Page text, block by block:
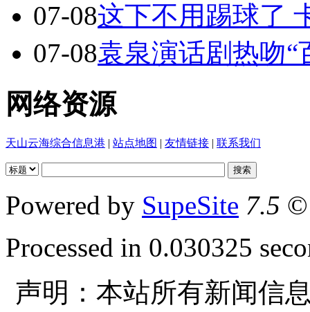
07-08这下不用踢球了
07-08袁泉演话剧热吻
网络资源
天山云海综合信息港 | 站点地图 | 友情链接 | 联系我们
Powered by SupeSite 7.5 ©
Processed in 0.030325
声明：本站所有新闻信